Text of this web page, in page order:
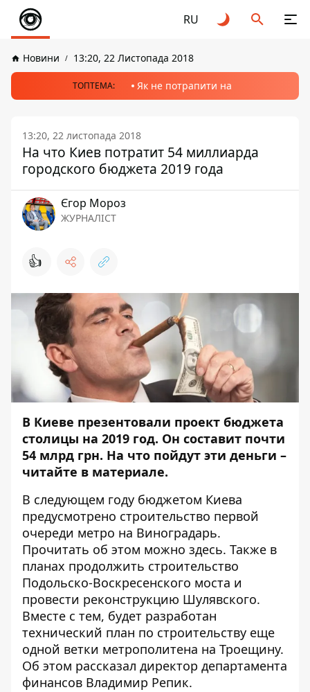
RU
Новини 13:20, 22 Листопада 2018
ТОПТЕМА: Як не потрапити на
13:20, 22 листопада 2018
На что Киев потратит 54 миллиарда
городского бюджета 2019 года
Єгор Мороз
ЖУРНАЛІСТ
👍
В Киеве презентовали проект бюджета
столицы на 2019 год. Он составит почти
54 млрд грн. На что пойдут эти деньги –
читайте в материале.
В следующем году бюджетом Киева
предусмотрено строительство первой
очереди метро на Виноградарь.
Прочитать об этом можно здесь. Также в
планах продолжить строительство
Подольско-Воскресенского моста и
провести реконструкцию Шулявского.
Вместе с тем, будет разработан
технический план по строительству еще
одной ветки метрополитена на Троещину.
Об этом рассказал директор департамента
финансов Владимир Репик.